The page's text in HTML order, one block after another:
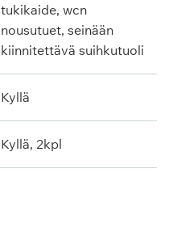
tukikaide, wcn
nousutuet, seinään
kiinnitettävä suihkutuoli
kyllä
kyllä, 2kpl